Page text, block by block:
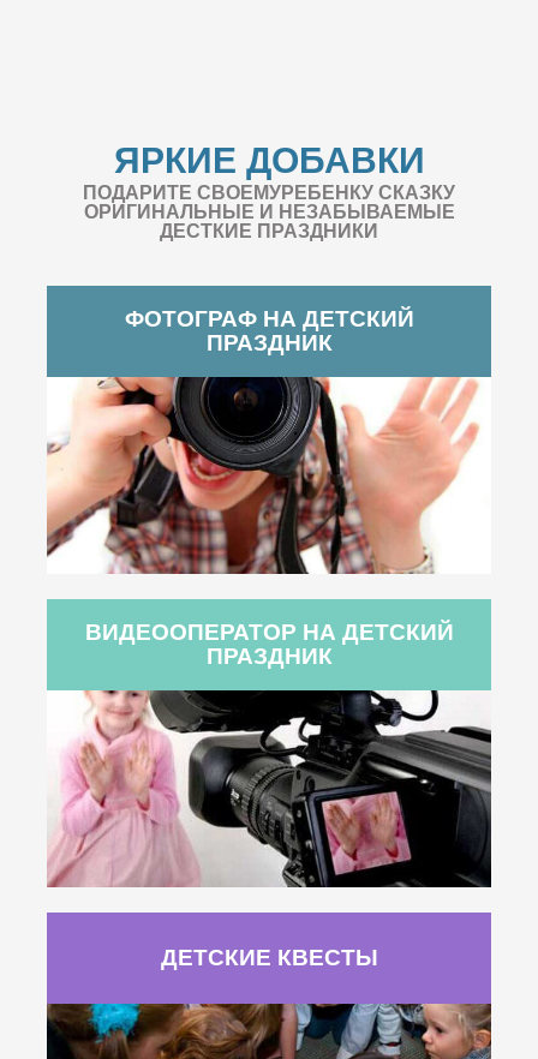
ЯРКИЕ ДОБАВКИ
ПОДАРИТЕ СВОЕМУРЕБЕНКУ СКАЗКУ
ОРИГИНАЛЬНЫЕ И НЕЗАБЫВАЕМЫЕ
ДЕСТКИЕ ПРАЗДНИКИ
ФОТОГРАФ НА ДЕТСКИЙ
ПРАЗДНИК
ВИДЕООПЕРАТОР НА ДЕТСКИЙ
ПРАЗДНИК
ДЕТСКИЕ КВЕСТЫ